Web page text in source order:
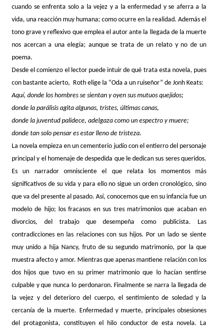
cuando se enfrenta solo a la vejez y a la enfermedad y se aferra a la
vida, una reacción muy humana; como ocurre en la realidad. Además el
tono grave y reflexivo que emplea el autor ante la llegada de la muerte
nos acercan a una elegía; aunque se trata de un relato y no de un
poema.
Desde el comienzo el lector puede intuir de qué trata esta novela, pues
con bastante acierto, Roth elige la “Oda a un ruiseñor” de Jonh Keats:
Aquí, donde los hombres se sientan y oyen sus mutuos quejidos;
donde la parálisis agita algunas, tristes, últimas canas,
donde la juventud palidece, adelgaza como un espectro y muere;
donde tan solo pensar es estar lleno de tristeza.
La novela empieza en un cementerio judío con el entierro del personaje
principal y el homenaje de despedida que le dedican sus seres queridos.
Es un narrador omnisciente el que relata los momentos más
significativos de su vida y para ello no sigue un orden cronológico, sino
que va del presente al pasado. Así, conocemos que en su infancia fue un
modelo de hijo; los fracasos en sus tres matrimonios que acaban en
divorcios, del trabajo que desempeña como publicista. Las
contradicciones en las relaciones con sus hijos. Por un lado se siente
muy unido a hija Nancy, fruto de su segundo matrimonio, por la que
muestra afecto y amor. Mientras que apenas mantiene relación con los
dos hijos que tuvo en su primer matrimonio que lo hacían sentirse
culpable y que nunca lo perdonaron. Finalmente se narra la llegada de
la vejez y del deterioro del cuerpo, el sentimiento de soledad y la
cercanía de la muerte. Enfermedad y muerte, principales obsesiones
del protagonista, constituyen el hilo conductor de esta novela. La